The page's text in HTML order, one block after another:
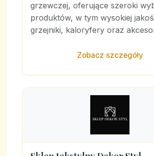
grzewczej, oferujące szeroki
produktów, w tym wysokiej
grzejniki, kaloryfery oraz
Zobacz szczegóły